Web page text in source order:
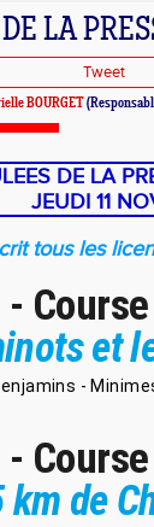
LA
Tweet
BOURGET
DE LA
JEUDI 11
tous les
et
-
km de